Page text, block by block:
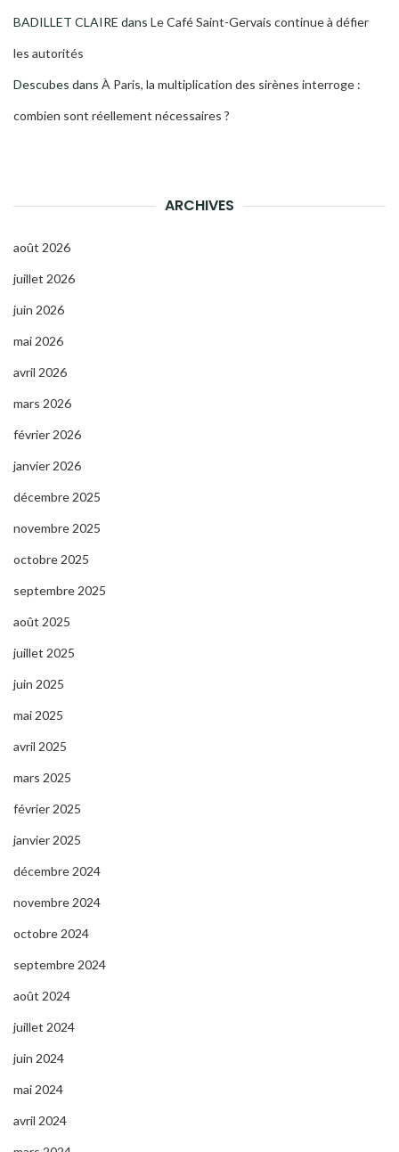
BADILLET CLAIRE dans Le Café Saint-Gervais continue à défier
les autorités
Descubes dans À Paris, la multiplication des sirènes interroge :
combien sont réellement nécessaires ?
ARCHIVES
août 2026
juillet 2026
juin 2026
mai 2026
avril 2026
mars 2026
février 2026
janvier 2026
décembre 2025
novembre 2025
octobre 2025
septembre 2025
août 2025
juillet 2025
juin 2025
mai 2025
avril 2025
mars 2025
février 2025
janvier 2025
décembre 2024
novembre 2024
octobre 2024
septembre 2024
août 2024
juillet 2024
juin 2024
mai 2024
avril 2024